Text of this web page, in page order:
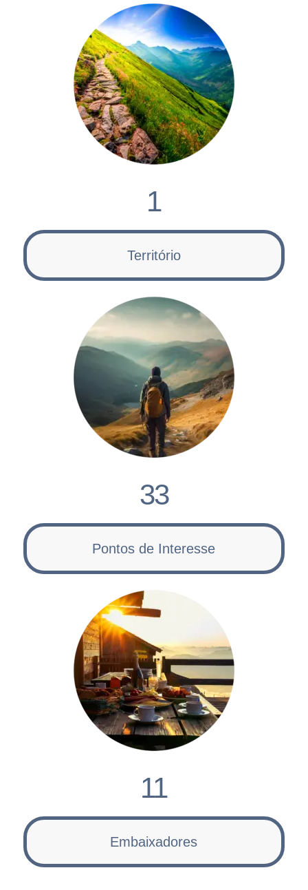
1
Território
33
Pontos de Interesse
11
Embaixadores